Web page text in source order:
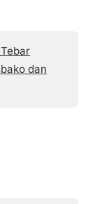
dan